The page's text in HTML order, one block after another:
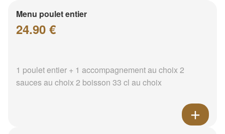
Menu poulet entier
24.90 €
1 poulet entier + 1 accompagnement au choix 2
sauces au choix 2 boisson 33 cl au choix